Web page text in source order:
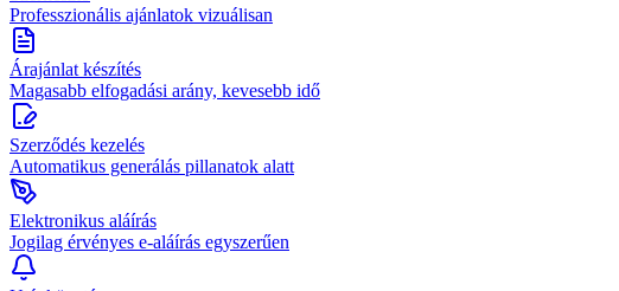
Professzionális ajánlatok vizuálisan
Árajánlat készítés
Magasabb elfogadási arány, kevesebb idő
Szerződés kezelés
Automatikus generálás pillanatok alatt
Elektronikus aláírás
Jogilag érvényes e-aláírás egyszerűen